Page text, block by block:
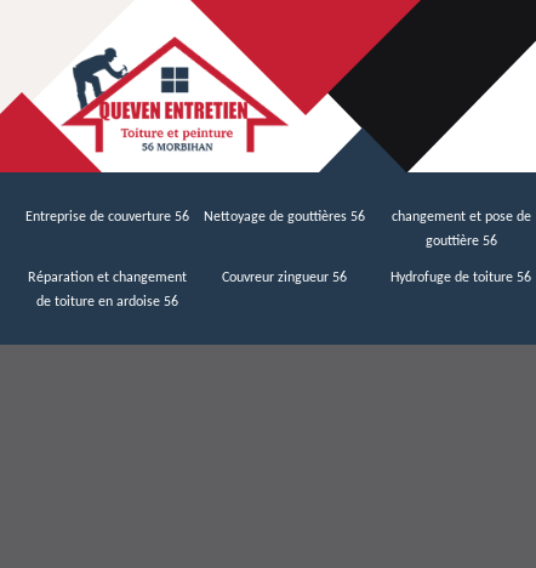
Entreprise de couverture 56 Nettoyage de gouttières 56
changement et pose de
gouttière 56
Réparation et changement
de toiture en ardoise 56
Couvreur zingueur 56 Hydrofuge de toiture 56